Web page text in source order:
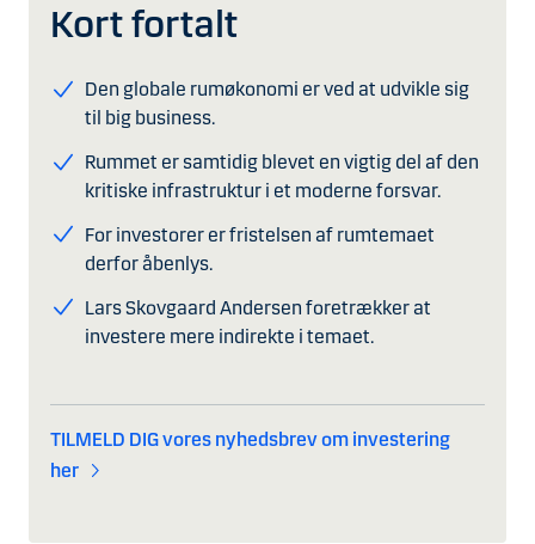
Kort fortalt
Den globale rumøkonomi er ved at udvikle sig
til big business.
Rummet er samtidig blevet en vigtig del af den
kritiske infrastruktur i et moderne forsvar.
For investorer er fristelsen af rumtemaet
derfor åbenlys.
Lars Skovgaard Andersen foretrækker at
investere mere indirekte i temaet.
TILMELD DIG vores nyhedsbrev om investering
her